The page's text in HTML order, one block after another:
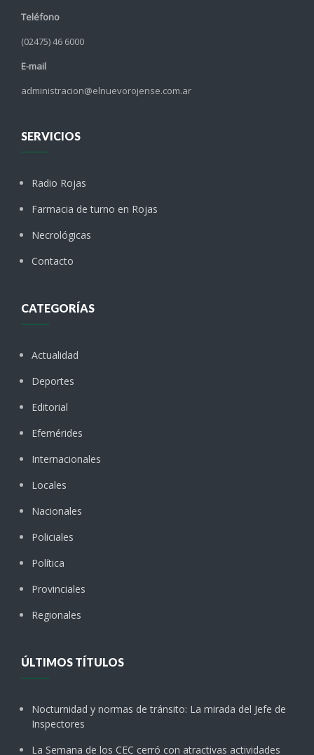
Teléfono
(02475) 46 6000
E-mail
administracion@elnuevorojense.com.ar
SERVICIOS
Radio Rojas
Farmacia de turno en Rojas
Necrológicas
Contacto
CATEGORÍAS
Actualidad
Deportes
Editorial
Efemérides
Internacionales
Locales
Nacionales
Policiales
Política
Provinciales
Regionales
ÚLTIMOS TÍTULOS
Nocturnidad y normas de tránsito: La mirada del Jefe de
Inspectores
La Semana de los CEC cerró con atractivas actividades